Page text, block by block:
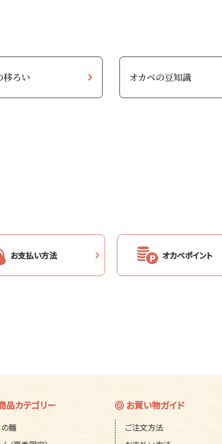
移ろい オカベの豆知識
お支払い方法 オカベポイント
品カテゴリー
麺
お買い物ガイド
ご注文方法